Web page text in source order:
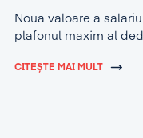
Noua valoare a
plafonul maxim al
CITEȘTE MAI MULT